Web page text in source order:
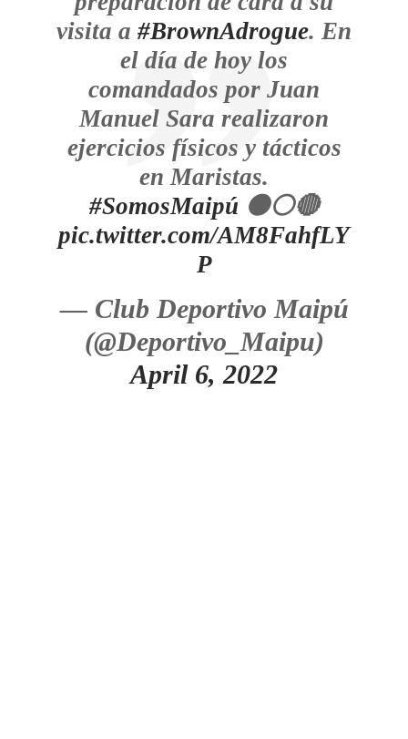
visita a #BrownAdrogue. En
el día de hoy los
comandados por Juan
Manuel Sara realizaron
ejercicios físicos y tácticos
en Maristas.
#SomosMaipú ⚫⚪🔴
pic.twitter.com/AM8FahfLY
P
— Club Deportivo Maipú
(@Deportivo_Maipu)
April 6, 2022